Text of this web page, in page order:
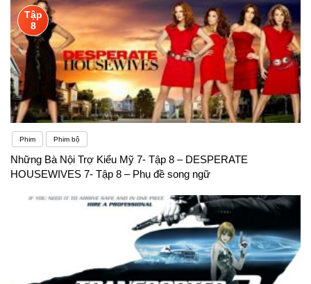
Tập
8
Phim Phim bộ
Những Bà Nội Trợ Kiểu Mỹ 7- Tập 8 – DESPERATE
HOUSEWIVES 7- Tập 8 – Phụ đề song ngữ